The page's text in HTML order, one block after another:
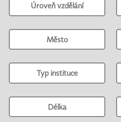
Úroveň vzdělání
Město
Typ instituce
Délka